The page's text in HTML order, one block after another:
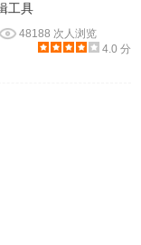
工具
48188 次人浏览
4.0 分